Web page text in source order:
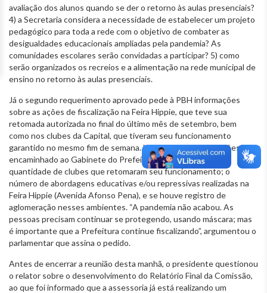
avaliação dos alunos quando se der o retorno às aulas presenciais?
4) a Secretaria considera a necessidade de estabelecer um projeto
pedagógico para toda a rede com o objetivo de combater as
desigualdades educacionais ampliadas pela pandemia? As
comunidades escolares serão convidadas a participar? 5) como
serão organizados os recreios e a alimentação na rede municipal de
ensino no retorno às aulas presenciais.
Já o segundo requerimento aprovado pede à PBH informações
sobre as ações de fiscalização na Feira Hippie, que teve sua
retomada autorizada no final do último mês de setembro, bem
como nos clubes da Capital, que tiveram seu funcionamento
garantido no mesmo fim de semana. No pedido de informações,
encaminhado ao Gabinete do Prefeito, são questionados a
quantidade de clubes que retomaram seu funcionamento; o
número de abordagens educativas e/ou repressivas realizadas na
Feira Hippie (Avenida Afonso Pena), e se houve registro de
aglomeração nesses ambientes. “A pandemia não acabou. As
pessoas precisam continuar se protegendo, usando máscara; mas
é importante que a Prefeitura continue fiscalizando”, argumentou o
parlamentar que assina o pedido.
Antes de encerrar a reunião desta manhã, o presidente questionou
o relator sobre o desenvolvimento do Relatório Final da Comissão,
ao que foi informado que a assessoria já está realizando um